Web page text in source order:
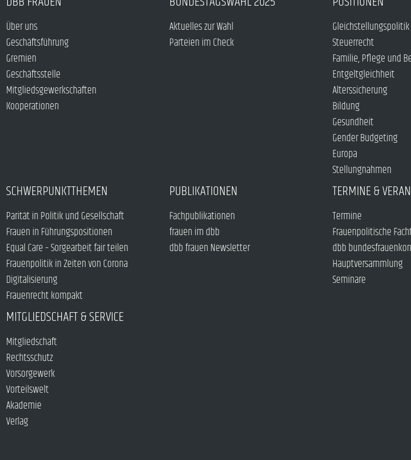
Über uns
Geschäftsführung
Gremien
Geschäftsstelle
Mitgliedsgewerkschaften
Kooperationen
Aktuelles zur Wahl
Parteien im Check
Gleichstellungspolitik
Steuerrecht
Familie, Pflege und
Entgeltgleichheit
Alterssicherung
Bildung
Gesundheit
Gender Budgeting
Europa
Stellungnahmen
SCHWERPUNKTTHEMEN
Parität in Politik und Gesellschaft
Frauen in Führungspositionen
Equal Care – Sorgearbeit fair teilen
Frauenpolitik in Zeiten von Corona
Digitalisierung
Frauenrecht kompakt
PUBLIKATIONEN
Fachpublikationen
frauen im dbb
dbb frauen Newsletter
TERMINE &
Termine
Frauenpolitische
dbb
Hauptversammlung
Seminare
MITGLIEDSCHAFT & SERVICE
Mitgliedschaft
Rechtsschutz
Vorsorgewerk
Vorteilswelt
Akademie
Verlag